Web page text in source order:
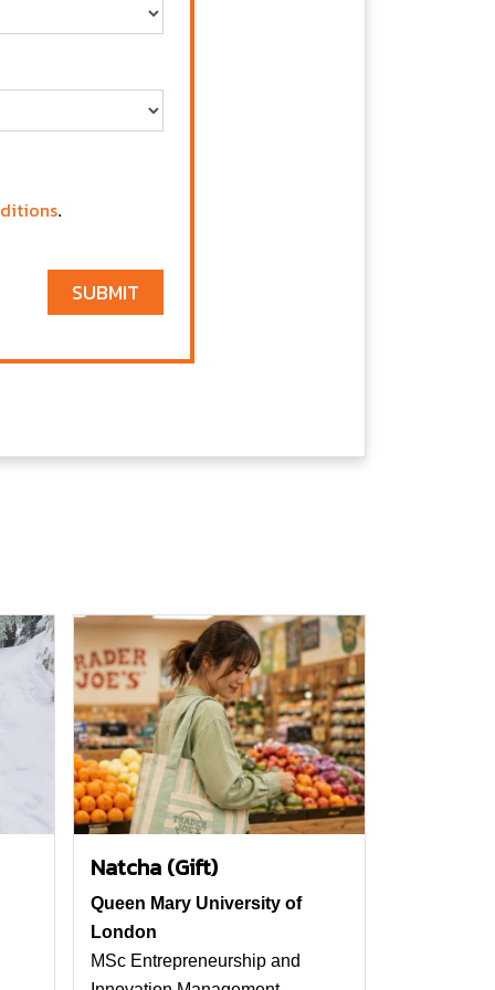
.
SUBMIT
Natcha (Gift)
Queen Mary University of
London
MSc Entrepreneurship and